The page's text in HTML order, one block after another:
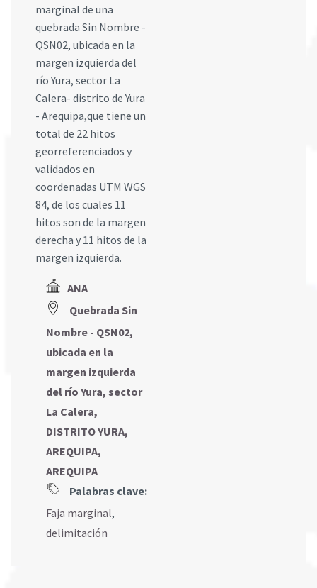
marginal de una
quebrada Sin Nombre -
QSN02, ubicada en la
margen izquierda del
río Yura, sector La
Calera- distrito de Yura
- Arequipa,que tiene un
total de 22 hitos
georreferenciados y
validados en
coordenadas UTM WGS
84, de los cuales 11
hitos son de la margen
derecha y 11 hitos de la
margen izquierda.
ANA
Quebrada Sin
Nombre - QSN02,
ubicada en la
margen izquierda
del río Yura, sector
La Calera,
DISTRITO YURA,
AREQUIPA,
AREQUIPA
Palabras clave:
Faja marginal,
delimitación